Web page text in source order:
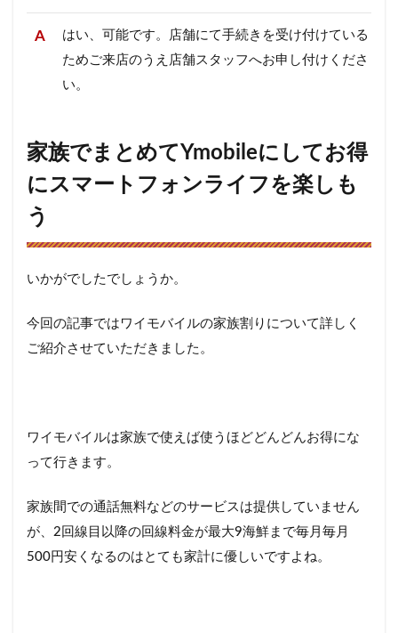
はい、可能です。店舗にて手続きを受け付けている
ためご来店のうえ店舗スタッフへお申し付けくださ
い。
家族でまとめてYmobileにしてお得
にスマートフォンライフを楽しも
う
いかがでしたでしょうか。
今回の記事ではワイモバイルの家族割りについて詳しく
ご紹介させていただきました。
ワイモバイルは家族で使えば使うほどどんどんお得にな
って行きます。
家族間での通話無料などのサービスは提供していません
が、2回線目以降の回線料金が最大9海鮮まで毎月毎月
500円安くなるのはとても家計に優しいですよね。